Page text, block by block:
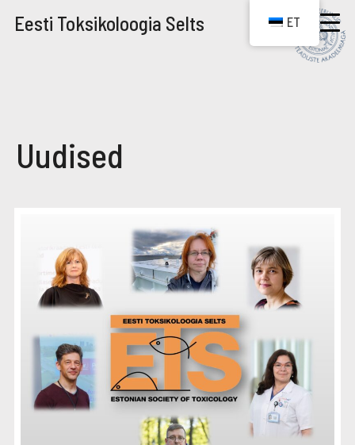
Eesti Toksikoloogia Selts
Uudised
ET